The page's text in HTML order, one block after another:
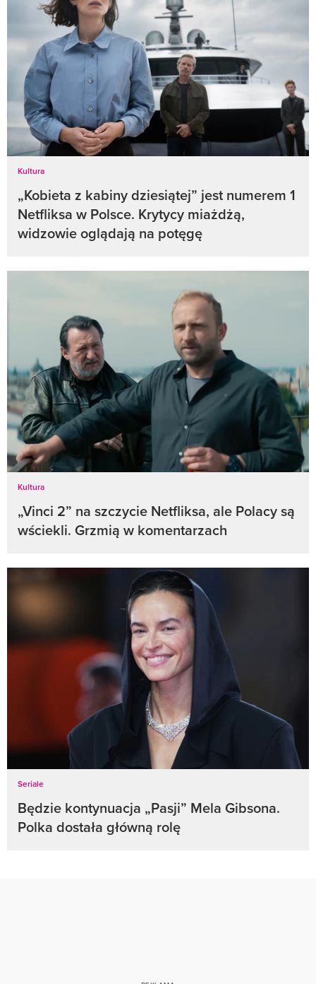
Kultura
„Kobieta z kabiny dziesiątej” jest numerem 1
Netfliksa w Polsce. Krytycy miażdżą,
widzowie oglądają na potęgę
Kultura
„Vinci 2” na szczycie Netfliksa, ale Polacy są
wściekli. Grzmią w komentarzach
Seriale
Będzie kontynuacja „Pasji” Mela Gibsona.
Polka dostała główną rolę